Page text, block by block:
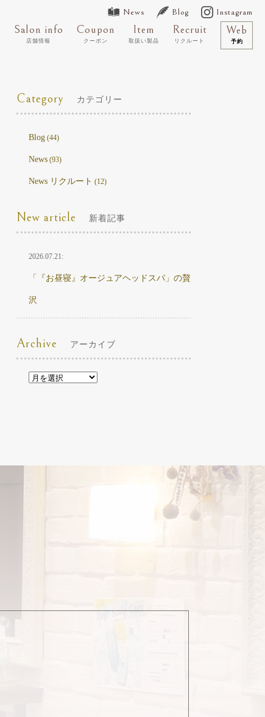
News Blog Instagram
Salon info
店舗情報
Coupon
クーポン
Item
取扱い製品
Recruit
リクルート
Web
予約
Category カテゴリー
Blog (44)
News (93)
News リクルート (12)
New article 新着記事
2026.07.21:
「『お昼寝』オージュアヘッドスパ」の贅
沢
Archive アーカイブ